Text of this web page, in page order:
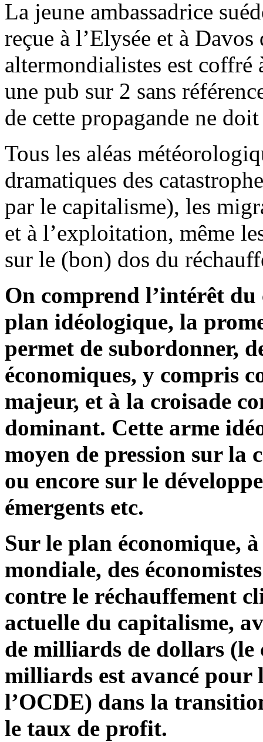
La jeune ambassadrice
reçue à l’Elysée et à
altermondialistes est coffré
une pub sur 2 sans
de cette propagande ne
Tous les aléas
dramatiques des
par le capitalisme), les
et à l’exploitation, même
sur le (bon) dos du
On comprend l’intérêt
plan idéologique, la
permet de subordonner,
économiques, y compris
majeur, et à la croisade
dominant. Cette arme
moyen de pression sur la
ou encore sur le
émergents etc.
Sur le plan économique,
mondiale, des
contre le réchauffement
actuelle du capitalisme,
de milliards de dollars (le
milliards est avancé pour
l’OCDE) dans la
le taux de profit.